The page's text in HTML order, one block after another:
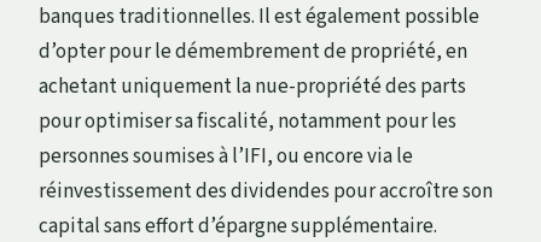
banques traditionnelles. Il est également possible
d’opter pour le démembrement de propriété, en
achetant uniquement la nue-propriété des parts
pour optimiser sa fiscalité, notamment pour les
personnes soumises à l’IFI, ou encore via le
réinvestissement des dividendes pour accroître son
capital sans effort d’épargne supplémentaire.